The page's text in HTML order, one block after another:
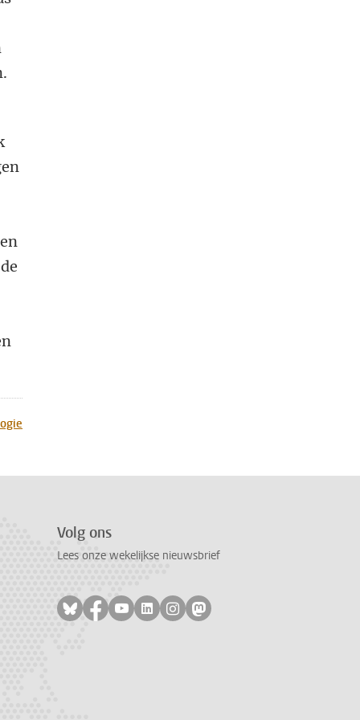
Volg ons
Lees onze wekelijkse nieuwsbrief
Volg ons op bluesky
Volg ons op facebook
Volg ons op youtube
Volg ons op linkedin
Volg ons op instagram
Volg ons op mastodon